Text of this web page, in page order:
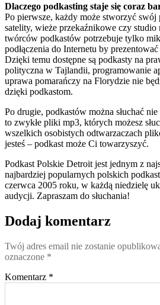
Dlaczego podkasting staje się coraz
Po pierwsze, każdy może stworzyć swój
satelity, wieże przekaźnikowe czy studio
twórców podkastów potrzebuje tylko
podłączenia do Internetu by
Dzięki temu dostępne są podkasty na
polityczna w Tajlandii, programowanie
uprawa pomarańczy na Florydzie nie
dzięki podkastom.
Po drugie, podkastów można słuchać
to zwykłe pliki mp3, których możesz
wszelkich osobistych odtwarzaczach
jesteś – podkast może Ci towarzyszyć.
Podkast Polskie Detroit jest jednym z
najbardziej popularnych polskich
czerwca 2005 roku, w każdą niedzielę
audycji. Zapraszam do słuchania!
Dodaj komentarz
Twój adres email nie zostanie
oznaczone *
Komentarz *